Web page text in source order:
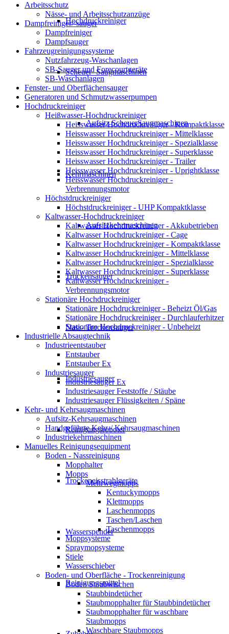
Hochdruckreiniger
Scheuer- Saugmaschinen
Aufsitz ScheuerSaugmaschinen
Kehrmaschinen
Aufsitzkehrmaschinen
Trockensauger
Nass- Trockensauger
Industriesauger
Reinigungsroboter
Trockeneisstrahlgeräte
Wasserspender
Reinigungsmittel
Arbeitsschutz
Nässe- und Arbeitsschutzanzüge
Dampfreiniger/-sauger
Dampfreiniger
Dampfsauger
Fahrzeugreinigungssysteme
Nutzfahrzeug-Waschanlagen
SB-Sauger und Forecourtgeräte
SB-Waschanlagen
Fenster- und Oberflächensauger
Generatoren und Schmutzwasserpumpen
Hochdruckreiniger
Heißwasser-Hochdruckreiniger
Heisswasser Hochdruckreiniger - Kompaktklasse
Heisswasser Hochdruckreiniger - Mittelklasse
Heisswasser Hochdruckreiniger - Spezialklasse
Heisswasser Hochdruckreiniger - Superklasse
Heisswasser Hochdruckreiniger - Trailer
Heisswasser Hochdruckreiniger - Uprightklasse
Heisswasser Hochdruckreiniger -
Verbrennungsmotor
Höchstdruckreiniger
Höchstdruckreiniger - UHP Kompaktklasse
Kaltwasser-Hochdruckreiniger
Kaltwasser Hochdruckreiniger - Akkubetrieben
Kaltwasser Hochdruckreiniger - Cage
Kaltwasser Hochdruckreiniger - Kompaktklasse
Kaltwasser Hochdruckreiniger - Mittelklasse
Kaltwasser Hochdruckreiniger - Spezialklasse
Kaltwasser Hochdruckreiniger - Superklasse
Kaltwasser Hochdruckreiniger -
Verbrennungsmotor
Stationäre Hochdruckreiniger
Stationäre Hochdruckreiniger - Beheizt Öl/Gas
Stationäre Hochdruckreiniger - Durchlauferhitzer
Stationäre Hochdruckreiniger - Unbeheizt
Industrielle Absaugtechnik
Industrieentstauber
Entstauber
Entstauber Ex
Industriesauger
Industriesauger Ex
Industriesauger Feststoffe / Stäube
Industriesauger Flüssigkeiten / Späne
Kehr- und Kehrsaugmaschinen
Aufsitz-Kehrsaugmaschinen
Handgeführte Kehr-/ Kehrsaugmaschinen
Industriekehrmaschinen
Manuelles Reinigungsequipment
Boden - Nassreinigung
Mopphalter
Mopps
Mehrwegmopps
Kentuckymopps
Klettmopps
Laschenmopps
Taschen/Laschen
Taschenmopps
Moppsysteme
Spraymopsysteme
Stiele
Wasserschieber
Boden- und Oberfläche - Trockenreinigung
Boden Staubwischen
Staubbindetücher
Staubmopphalter für Staubbindetücher
Staubmopphalter für waschbare
Staubmopps
Waschbare Staubmopps